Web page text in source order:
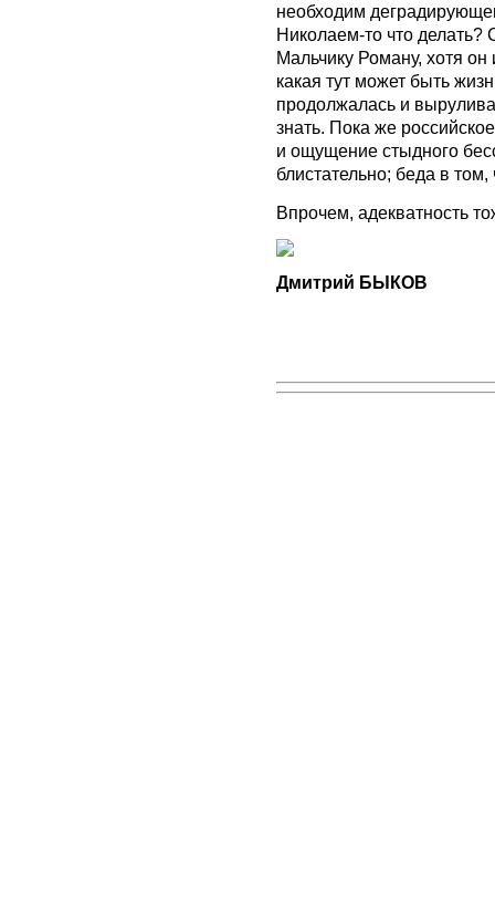
необходим
Николаем-то что
Мальчику Роману, хотя
какая тут может быть
продолжалась и
знать. Пока же
и ощущение стыдного
блистательно; беда в
Впрочем, адекватность
Дмитрий БЫКОВ